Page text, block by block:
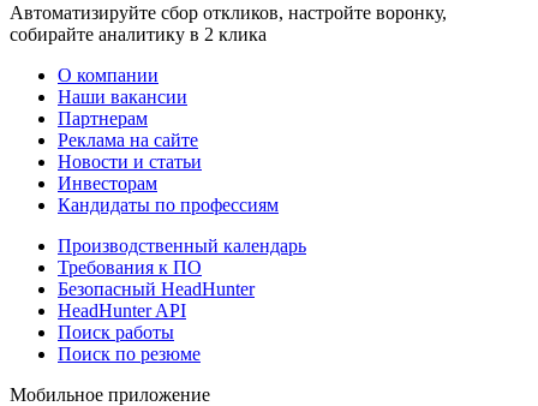
Автоматизируйте сбор откликов, настройте воронку,
собирайте аналитику в 2 клика
О компании
Наши вакансии
Партнерам
Реклама на сайте
Новости и статьи
Инвесторам
Кандидаты по профессиям
Производственный календарь
Требования к ПО
Безопасный HeadHunter
HeadHunter API
Поиск работы
Поиск по резюме
Мобильное приложение